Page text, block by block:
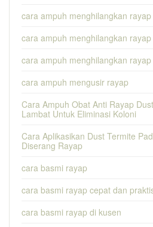
cara ampuh menghilangkan
cara ampuh menghilangkan
cara ampuh menghilangkan rayap
cara ampuh mengusir rayap
Cara Ampuh Obat Anti Rayap
Lambat Untuk Eliminasi Koloni
Cara Aplikasikan Dust Termite
Diserang Rayap
cara basmi rayap
cara basmi rayap cepat dan
cara basmi rayap di kusen